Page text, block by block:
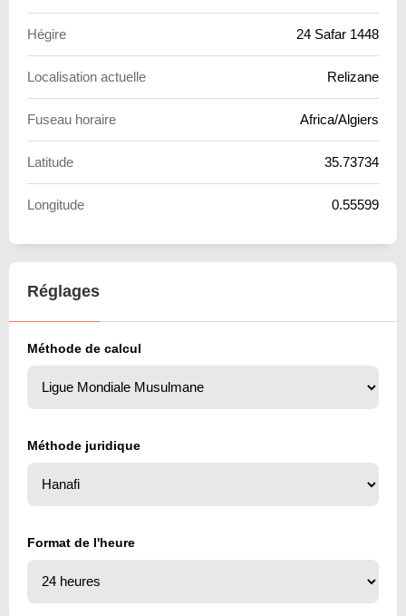
Hégire 24 Safar 1448
Localisation actuelle Relizane
Fuseau horaire Africa/Algiers
Latitude 35.73734
Longitude 0.55599
Réglages
Méthode de calcul
Méthode juridique
Format de l'heure